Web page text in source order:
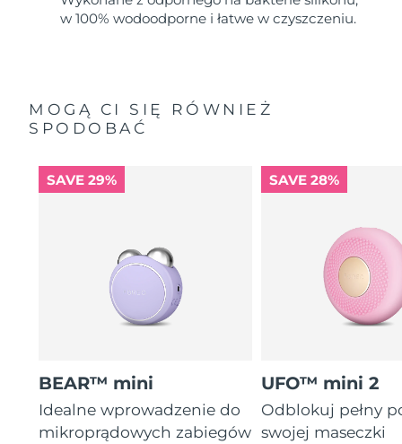
w 100% wodoodporne i łatwe w czyszczeniu.
MOGĄ CI SIĘ RÓWNIEŻ
SPODOBAĆ
SAVE 29%
BEAR™ mini
Idealne wprowadzenie do
mikroprądowych zabiegów
SAVE 28%
UFO™ mini 2
Odblokuj pełny
swojej maseczki